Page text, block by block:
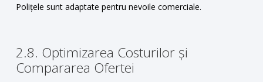
Polițele sunt adaptate pentru nevoile comerciale.
2.8. Optimizarea Costurilor și
Compararea Ofertei